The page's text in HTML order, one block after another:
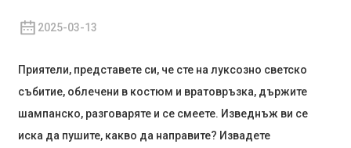
2025-03-13
Приятели, представете си, че сте на луксозно светско
събитие, облечени в костюм и вратовръзка, държите
шампанско, разговаряте и се смеете. Изведнъж ви се
иска да пушите, какво да направите? Извадете